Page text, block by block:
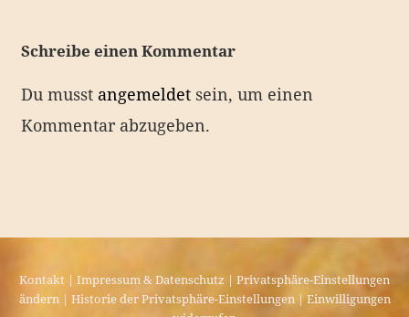
a
s
n
a
Schreibe einen Kommentar
Du musst angemeldetsein, um einen
Kommentar abzugeben.
Kontakt | Impressum & Datenschutz | Privatsphäre-Einstellungen
ändern| Historie der Privatsphäre-Einstellungen| Einwilligungen